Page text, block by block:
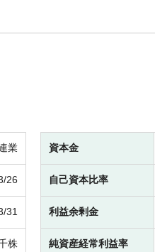
業
26
31
株
資本金
自己資本比率
利益余剰金
純資産経常利益率